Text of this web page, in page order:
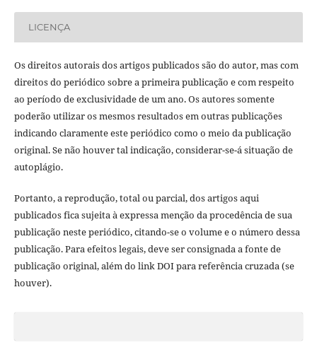
LICENÇA
Os direitos autorais dos artigos publicados são do autor, mas com
direitos do periódico sobre a primeira publicação e com respeito
ao período de exclusividade de um ano. Os autores somente
poderão utilizar os mesmos resultados em outras publicações
indicando claramente este periódico como o meio da publicação
original. Se não houver tal indicação, considerar-se-á situação de
autoplágio.
Portanto, a reprodução, total ou parcial, dos artigos aqui
publicados fica sujeita à expressa menção da procedência de sua
publicação neste periódico, citando-se o volume e o número dessa
publicação. Para efeitos legais, deve ser consignada a fonte de
publicação original, além do link DOI para referência cruzada (se
houver).